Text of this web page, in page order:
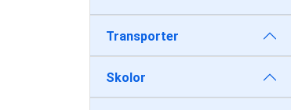
Transporter
Skolor